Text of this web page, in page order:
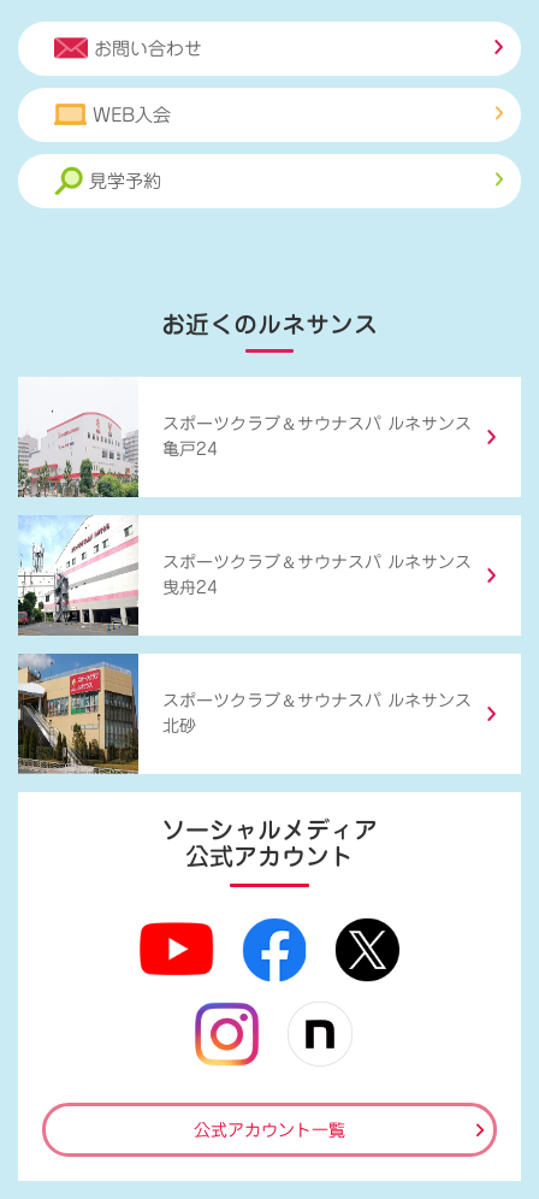
お問い合わせ
WEB入会
見学予約
お近くのルネサンス
スポーツクラブ ＆ サウナスパ ルネサンス
亀戸24
スポーツクラブ ＆ サウナスパ ルネサンス
曳舟24
スポーツクラブ ＆ サウナスパ ルネサンス
北砂
ソーシャルメディア
公式アカウント
公式アカウント一覧